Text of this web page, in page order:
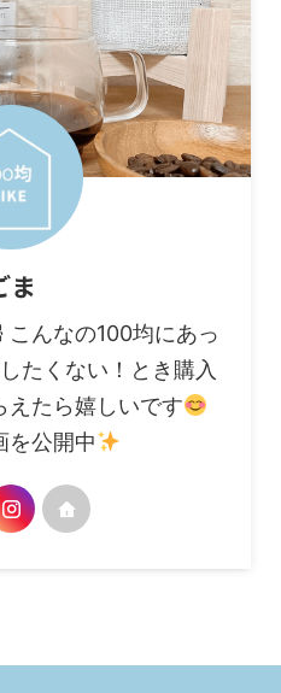
ま
んなの100均にあっ
たくない！とき購入
えたら嬉しいです
を公開中